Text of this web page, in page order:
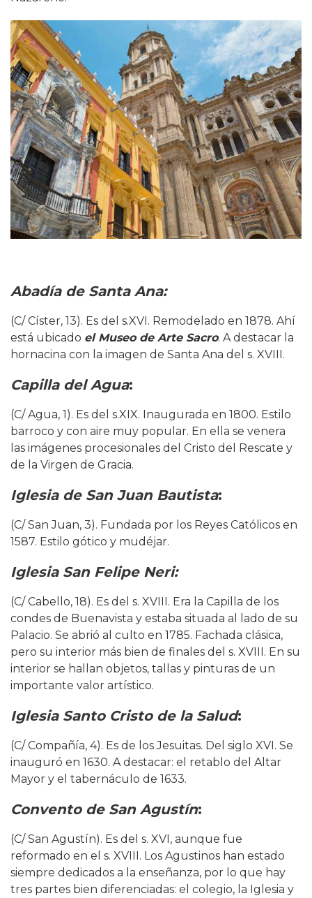
Abadía de Santa Ana:
(C/ Císter, 13). Es del s.XVI. Remodelado en 1878. Ahí
está ubicado el Museo de Arte Sacro. A destacar la
hornacina con la imagen de Santa Ana del s. XVIII.
Capilla del Agua:
(C/ Agua, 1). Es del s.XIX. Inaugurada en 1800. Estilo
barroco y con aire muy popular. En ella se venera
las imágenes procesionales del Cristo del Rescate y
de la Virgen de Gracia.
Iglesia de San Juan Bautista:
(C/ San Juan, 3). Fundada por los Reyes Católicos en
1587. Estilo gótico y mudéjar.
Iglesia San Felipe Neri:
(C/ Cabello, 18). Es del s. XVIII. Era la Capilla de los
condes de Buenavista y estaba situada al lado de su
Palacio. Se abrió al culto en 1785. Fachada clásica,
pero su interior más bien de finales del s. XVIII. En su
interior se hallan objetos, tallas y pinturas de un
importante valor artístico.
Iglesia Santo Cristo de la Salud:
(C/ Compañía, 4). Es de los Jesuitas. Del siglo XVI. Se
inauguró en 1630. A destacar: el retablo del Altar
Mayor y el tabernáculo de 1633.
Convento de San Agustín:
(C/ San Agustín). Es del s. XVI, aunque fue
reformado en el s. XVIII. Los Agustinos han estado
siempre dedicados a la enseñanza, por lo que hay
tres partes bien diferenciadas: el colegio, la Iglesia y